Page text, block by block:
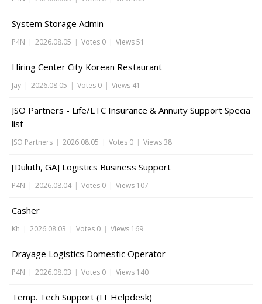
System Storage Admin
P4N | 2026.08.05 | Votes 0 | Views 51
Hiring Center City Korean Restaurant
Jay | 2026.08.05 | Votes 0 | Views 41
JSO Partners - Life/LTC Insurance & Annuity Support Specia
list
JSO Partners | 2026.08.05 | Votes 0 | Views 38
[Duluth, GA] Logistics Business Support
P4N | 2026.08.04 | Votes 0 | Views 107
Casher
Kh | 2026.08.03 | Votes 0 | Views 169
Drayage Logistics Domestic Operator
P4N | 2026.08.03 | Votes 0 | Views 140
Temp. Tech Support (IT Helpdesk)